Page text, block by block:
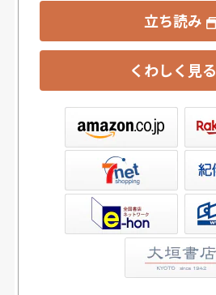
立ち読み
くわしく見る
書店ウェブストア